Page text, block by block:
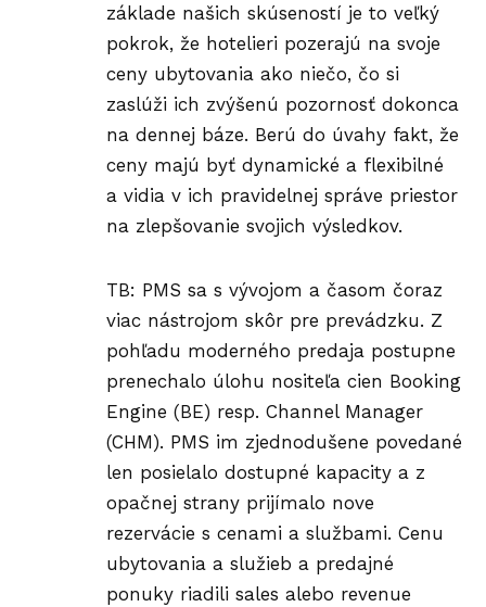
základe našich skúseností je to veľký
pokrok, že hotelieri pozerajú na svoje
ceny ubytovania ako niečo, čo si
zaslúži ich zvýšenú pozornosť dokonca
na dennej báze. Berú do úvahy fakt, že
ceny majú byť dynamické a flexibilné
a vidia v ich pravidelnej správe priestor
na zlepšovanie svojich výsledkov.
TB: PMS sa s vývojom a časom čoraz
viac nástrojom skôr pre prevádzku. Z
pohľadu moderného predaja postupne
prenechalo úlohu nositeľa cien Booking
Engine (BE) resp. Channel Manager
(CHM). PMS im zjednodušene povedané
len posielalo dostupné kapacity a z
opačnej strany prijímalo nove
rezervácie s cenami a službami. Cenu
ubytovania a služieb a predajné
ponuky riadili sales alebo revenue